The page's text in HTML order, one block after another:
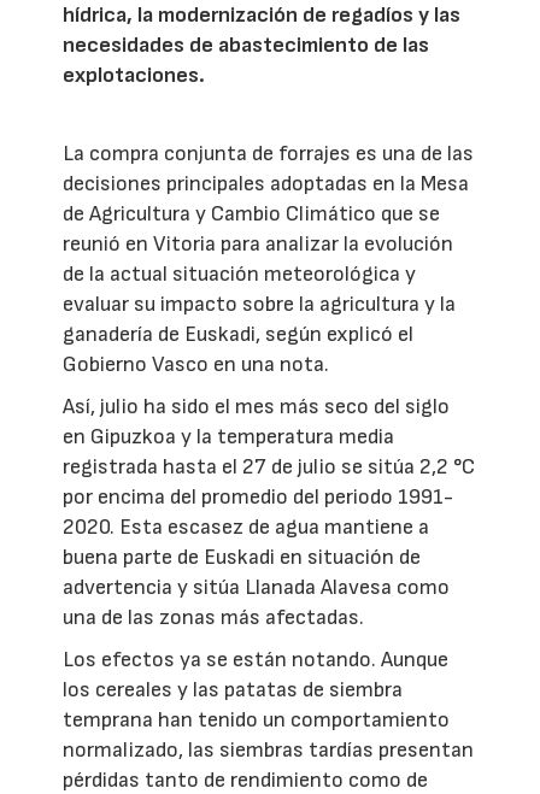
hídrica, la modernización de regadíos y las
necesidades de abastecimiento de las
explotaciones.
La compra conjunta de forrajes es una de las
decisiones principales adoptadas en la Mesa
de Agricultura y Cambio Climático que se
reunió en Vitoria para analizar la evolución
de la actual situación meteorológica y
evaluar su impacto sobre la agricultura y la
ganadería de Euskadi, según explicó el
Gobierno Vasco en una nota.
Así, julio ha sido el mes más seco del siglo
en Gipuzkoa y la temperatura media
registrada hasta el 27 de julio se sitúa 2,2 °C
por encima del promedio del periodo 1991-
2020. Esta escasez de agua mantiene a
buena parte de Euskadi en situación de
advertencia y sitúa Llanada Alavesa como
una de las zonas más afectadas.
Los efectos ya se están notando. Aunque
los cereales y las patatas de siembra
temprana han tenido un comportamiento
normalizado, las siembras tardías presentan
pérdidas tanto de rendimiento como de